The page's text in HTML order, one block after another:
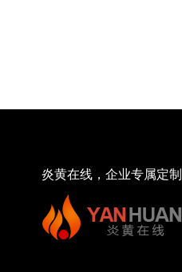
炎黄在线，企业专属定制